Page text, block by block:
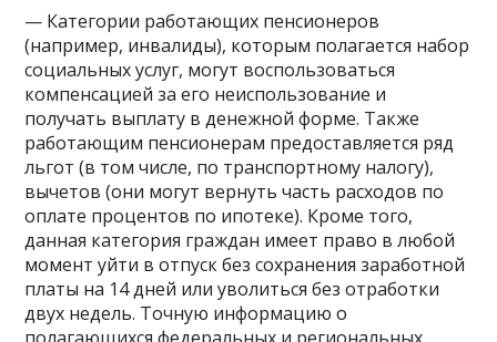
— Категории работающих пенсионеров
(например, инвалиды), которым полагается набор
социальных услуг, могут воспользоваться
компенсацией за его неиспользование и
получать выплату в денежной форме. Также
работающим пенсионерам предоставляется ряд
льгот (в том числе, по транспортному налогу),
вычетов (они могут вернуть часть расходов по
оплате процентов по ипотеке). Кроме того,
данная категория граждан имеет право в любой
момент уйти в отпуск без сохранения заработной
платы на 14 дней или уволиться без отработки
двух недель. Точную информацию о